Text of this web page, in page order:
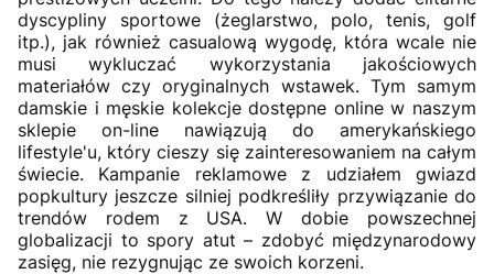
dyscypliny sportowe (żeglarstwo, polo, tenis, golf
itp.), jak również casualową wygodę, która wcale nie
musi wykluczać wykorzystania jakościowych
materiałów czy oryginalnych wstawek. Tym samym
damskie i męskie kolekcje dostępne online w naszym
sklepie on-line nawiązują do amerykańskiego
lifestyle'u, który cieszy się zainteresowaniem na całym
świecie. Kampanie reklamowe z udziałem gwiazd
popkultury jeszcze silniej podkreśliły przywiązanie do
trendów rodem z USA. W dobie powszechnej
globalizacji to spory atut – zdobyć międzynarodowy
zasięg, nie rezygnując ze swoich korzeni.